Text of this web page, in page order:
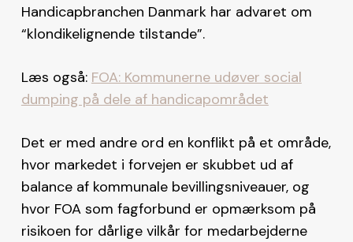
Handicapbranchen Danmark har advaret om
“klondikelignende tilstande”.
Læs også: FOA: Kommunerne udøver social
dumping på dele af handicapområdet
Det er med andre ord en konflikt på et område,
hvor markedet i forvejen er skubbet ud af
balance af kommunale bevillingsniveauer, og
hvor FOA som fagforbund er opmærksom på
risikoen for dårlige vilkår for medarbejderne